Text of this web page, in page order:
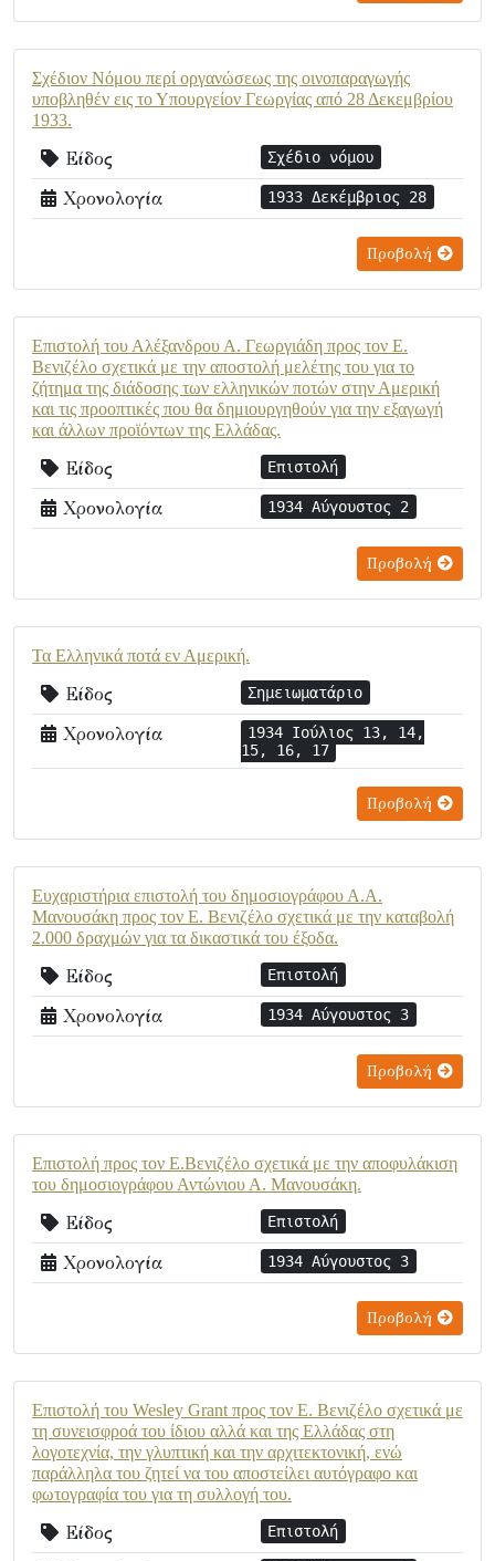
Σχέδιον Νόμου περί οργανώσεως της οινοπαραγωγής
υποβληθέν εις το Υπουργείον Γεωργίας από 28 Δεκεμβρίου
1933.
Είδος Σχέδιο νόμου
Χρονολογία 1933 Δεκέμβριος 28
Προβολή
Επιστολή του Αλέξανδρου Α. Γεωργιάδη προς τον Ε.
Βενιζέλο σχετικά με την αποστολή μελέτης του για το
ζήτημα της διάδοσης των ελληνικών ποτών στην Αμερική
και τις προοπτικές που θα δημιουργηθούν για την εξαγωγή
και άλλων προϊόντων της Ελλάδας.
Είδος Επιστολή
Χρονολογία 1934 Αύγουστος 2
Προβολή
Τα Ελληνικά ποτά εν Αμερική.
Είδος Σημειωματάριο
Χρονολογία
1934 Ιούλιος 13, 14,
15, 16, 17
Προβολή
Ευχαριστήρια επιστολή του δημοσιογράφου Α.Α.
Μανουσάκη προς τον Ε. Βενιζέλο σχετικά με την καταβολή
2.000 δραχμών για τα δικαστικά του έξοδα.
Είδος Επιστολή
Χρονολογία 1934 Αύγουστος 3
Προβολή
Επιστολή προς τον Ε.Βενιζέλο σχετικά με την αποφυλάκιση
του δημοσιογράφου Αντώνιου Α. Μανουσάκη.
Είδος Επιστολή
Χρονολογία 1934 Αύγουστος 3
Προβολή
Επιστολή του Wesley Grant προς τον Ε. Βενιζέλο σχετικά με
τη συνεισφροά του ίδιου αλλά και της Ελλάδας στη
λογοτεχνία, την γλυπτική και την αρχιτεκτονική, ενώ
παράλληλα του ζητεί να του αποστείλει αυτόγραφο και
φωτογραφία του για τη συλλογή του.
Είδος Επιστολή